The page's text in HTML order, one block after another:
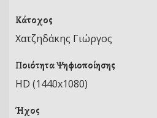
Κάτοχος
Χατζηδάκης Γιώργος
Ποιότητα Ψηφιοποίησης
HD (1440x1080)
Ήχος